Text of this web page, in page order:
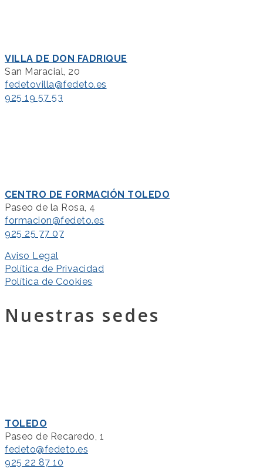
VILLA DE DON FADRIQUE
San Maracial, 20
fedetovilla@fedeto.es
925 19 57 53
CENTRO DE FORMACIÓN TOLEDO
Paseo de la Rosa, 4
formacion@fedeto.es
925 25 77 07
Aviso Legal
Política de Privacidad
Política de Cookies
Nuestras sedes
TOLEDO
Paseo de Recaredo, 1
fedeto@fedeto.es
925 22 87 10